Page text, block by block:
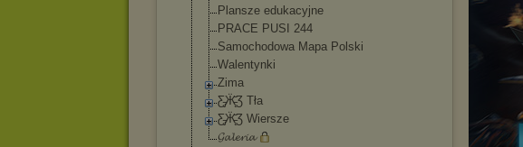
Plansze edukacyjne
PRACE PUSI 244
Samochodowa Mapa Polski
Walentynki
Zima
Ƹ̵̡Ӝ̵̨̄Ʒ Tła
Ƹ̵̡Ӝ̵̨̄Ʒ Wiersze
𝓖𝓪𝓵𝓮𝓻𝓲𝓪